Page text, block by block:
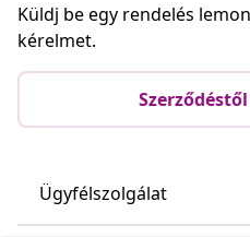
Küldj be egy rendelés
kérelmet.
Ügyfélszolgálat